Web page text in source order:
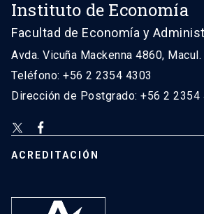
Instituto de Economía
Facultad de Economía y
Avda. Vicuña Mackenna 4860,
Teléfono: +56 2 2354 4303
Dirección de Postgrado: +56 2 2354
ACREDITACIÓN